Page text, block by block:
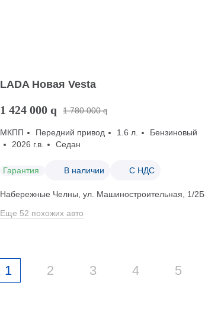
LADA Новая Vesta
1 424 000 q 1 780 000 q
МКПП Передний привод 1.6 л.
Бензиновый
2026 г.в.
Седан
Гарантия В наличии С НДС
Набережные Челны, ул. Машиностроительная, 1/2Б
Еще 52 похожих авто
1 2 3 4 5